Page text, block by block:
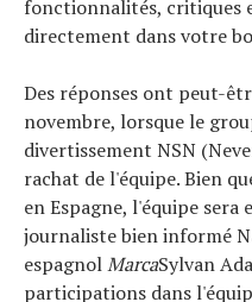
fonctionnalités, critiques
directement dans votre
Des réponses ont peut-
novembre, lorsque le
divertissement NSN
rachat de l'équipe. Bien
en Espagne, l'équipe sera
journaliste bien informé
espagnolMarcaSylvan
participations dans